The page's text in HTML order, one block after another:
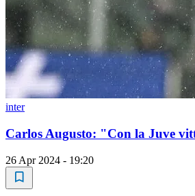
inter
Carlos Augusto: "Con la Juve
26 Apr 2024 - 19:20